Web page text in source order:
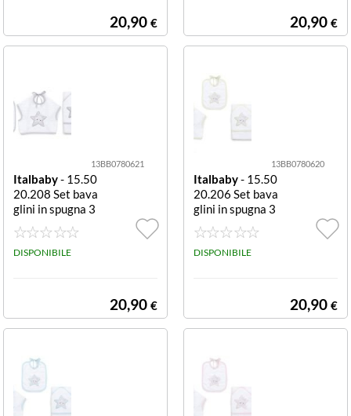
20,90 € 20,90 €
13BB0780621
Italbaby- 15.50
20.208 Set bava
glini in spugna 3
pezzi Grigio Set
bavaglini Italba
by 15 5020 208
DISPONIBILE
20,90 €
13BB0780620
Italbaby- 15.50
20.206 Set bava
glini in spugna 3
pezzi Avorio Set
bavaglini Italba
by 15 5020 206
DISPONIBILE
20,90 €